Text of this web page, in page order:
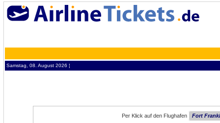
Samstag, 08. August 2026 ¦
Per Klick auf den Flughafen
Fort